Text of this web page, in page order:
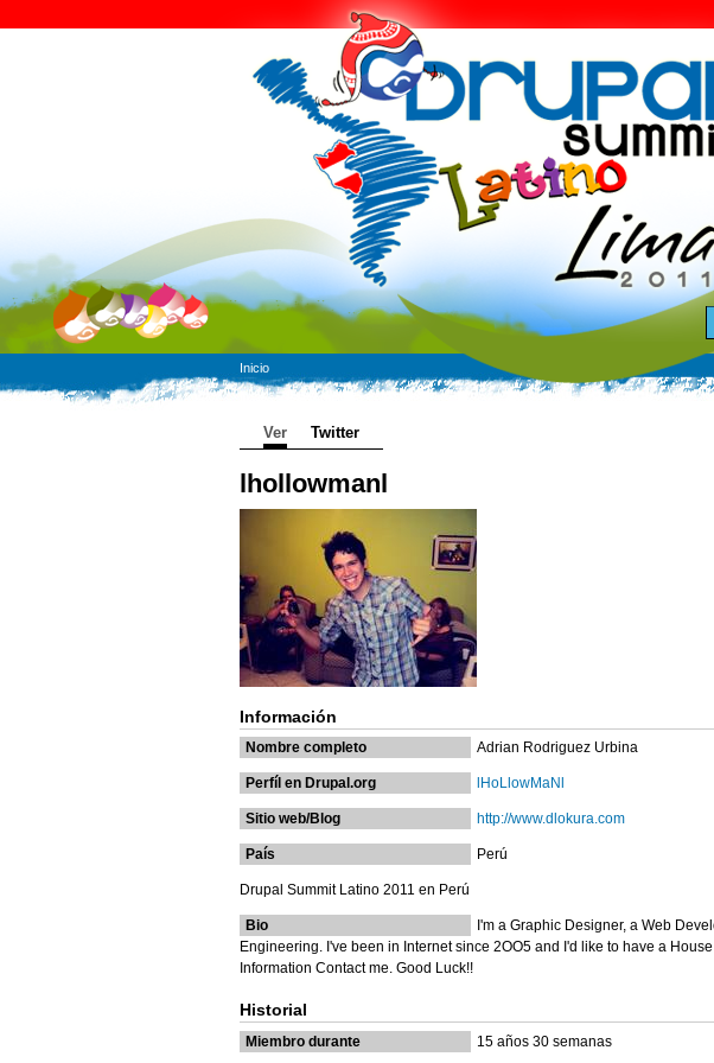
Inicio
Ver Twitter
lhollowmanl
Información
Nombre completo Adrian Rodriguez Urbina
Perfíl en Drupal.org lHoLlowMaNl
Sitio web/Blog http://www.dlokura.com
País Perú
Drupal Summit Latino 2011 en Perú
Bio
I'm a Graphic Designer, a Web
Engineering. I've been in Internet since 2OO5 and I'd like to have a
Information Contact me. Good Luck!!
Historial
Miembro durante 15 años 30 semanas